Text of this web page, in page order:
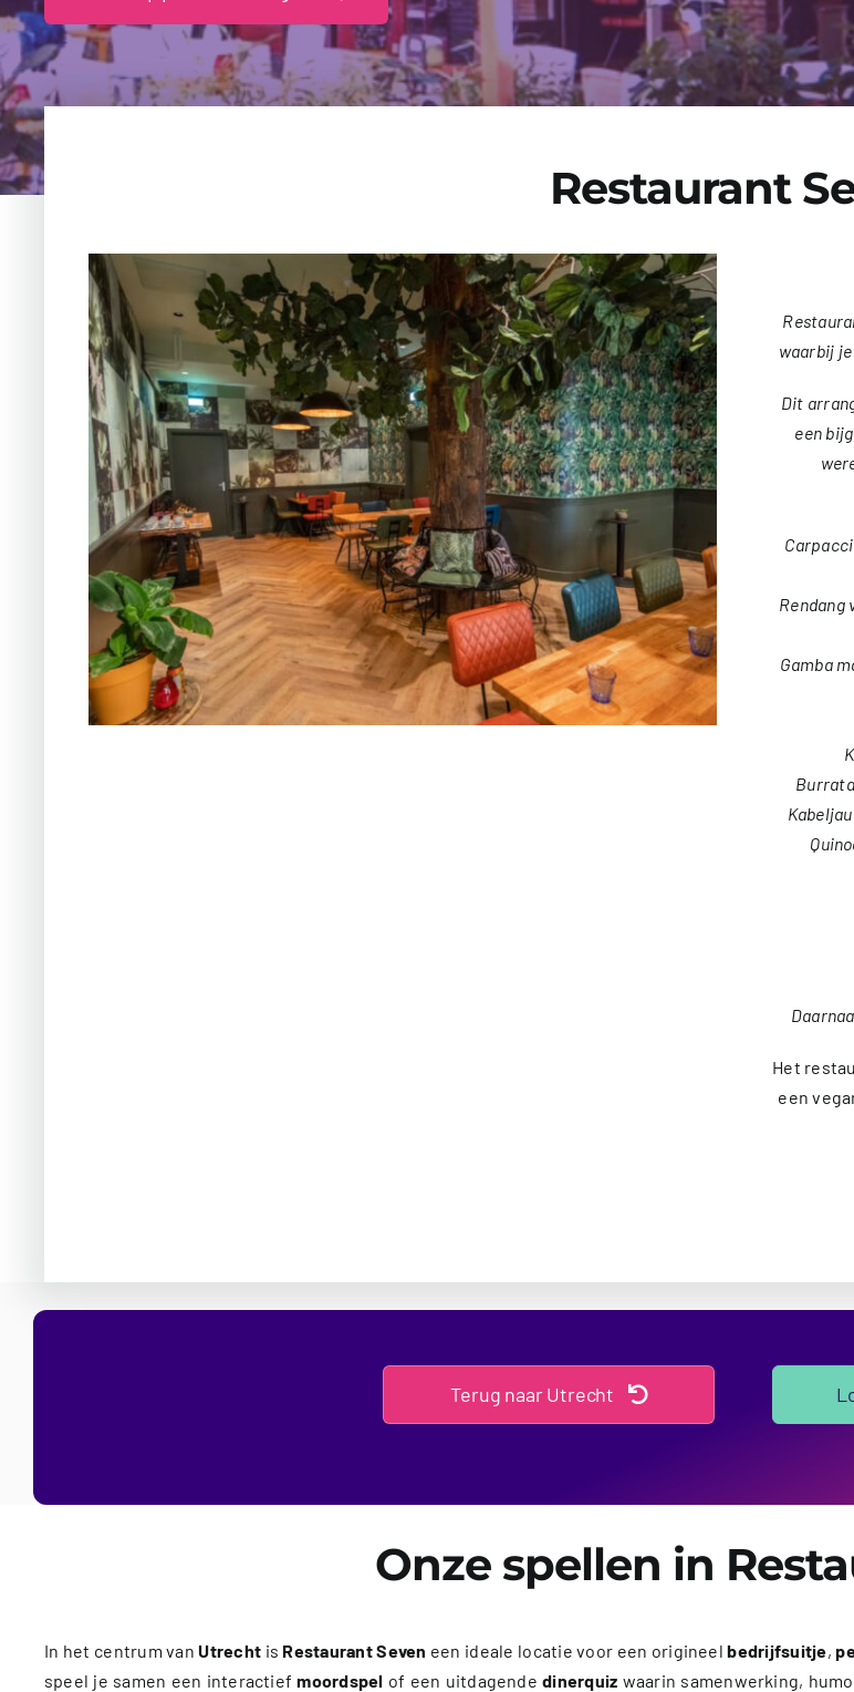
Restaurant
waarbij
Dit
een
Rendang
Gamba
Het
een
Terug naar Utrecht
Onze spellen in
In het centrum vanUtrecht is Restaurant Seven een ideale locatie voor een origineelbedrijfsuitje,
speel je samen een interactiefmoordspel of een uitdagendedinerquiz waarin samenwerking,